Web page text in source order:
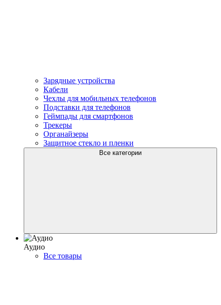
Зарядные устройства
Кабели
Чехлы для мобильных телефонов
Подставки для телефонов
Геймпады для смартфонов
Трекеры
Органайзеры
Защитное стекло и пленки
Все категории
Аудио
Все товары